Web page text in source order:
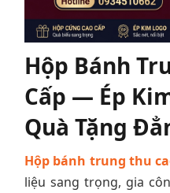
Hộp Bánh
Cấp — Ép
Quà Tặng
Hộp bánh trung thu
liệu sang trọng, gia